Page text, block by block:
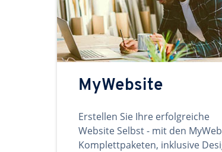
MyWebsite
Erstellen Sie Ihre erfolgreiche
Website Selbst - mit den
Komplettpaketen, inklusive